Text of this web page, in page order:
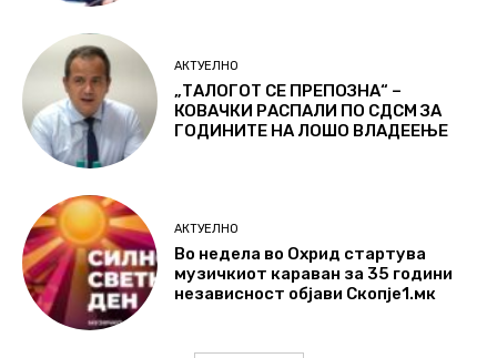
АКТУЕЛНО
„ТАЛОГОТ СЕ ПРЕПОЗНА“ –
КОВАЧКИ РАСПАЛИ ПО СДСМ ЗА
ГОДИНИТЕ НА ЛОШО ВЛАДЕЕЊЕ
АКТУЕЛНО
Во недела во Охрид стартува
музичкиот караван за 35 години
независност објави Скопје1.мк